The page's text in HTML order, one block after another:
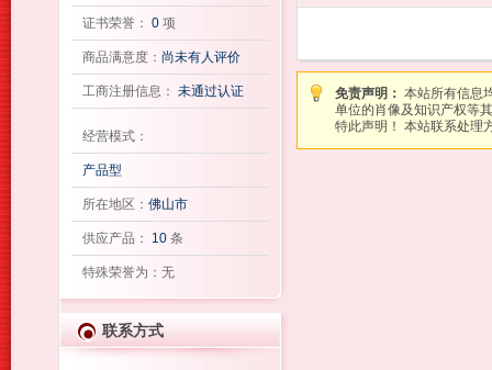
证书荣誉： 0 项
商品满意度： 尚未有人评价
工商注册信息： 未通过认证
经营模式：
产品型
所在地区： 佛山市
供应产品： 10 条
特殊荣誉为：无
联系方式
免责声明： 本站所有信息
单位的肖像及知识产权等
特此声明！ 本站联系处理